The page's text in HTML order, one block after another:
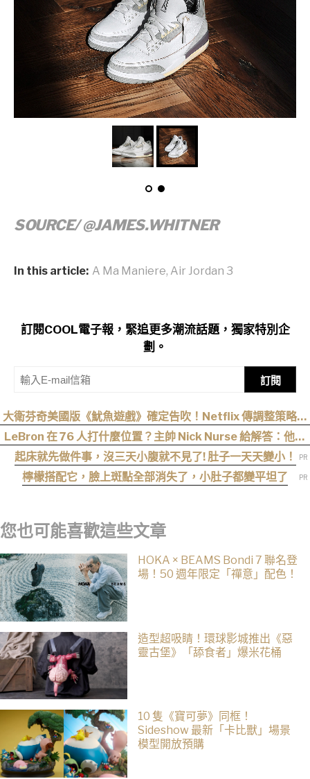
SOURCE/ @JAMES.WHITNER
In this article: A Ma Maniere, Air Jordan 3
訂閱COOL電子報，緊追更多潮流話題，獨家特別企
劃。
訂閱
大衛芬奇美國版《魷魚遊戲》確定告吹！Netflix 傳調整策略，
不再推進該系列
LeBron 在 76 人打什麼位置？主帥 Nick Nurse 給解答：他將
成為進攻發動機
起床就先做件事，沒三天小腹就不見了! 肚子一天天變小！
檸檬搭配它，臉上斑點全部消失了，小肚子都變平坦了
您也可能喜歡這些文章
HOKA × BEAMS Bondi 7 聯名登
場！50 週年限定「禪意」配色！
造型超吸睛！環球影城推出《惡
靈古堡》「舔食者」爆米花桶
10 隻《寶可夢》同框！
Sideshow 最新「卡比獸」場景
模型開放預購